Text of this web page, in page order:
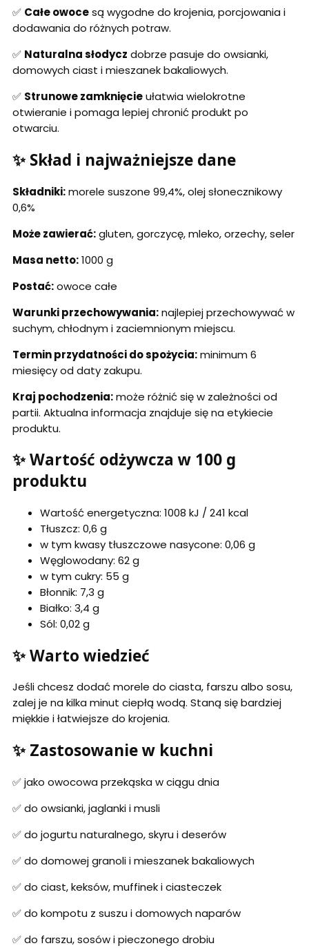
✅ Całe owocesą wygodne do krojenia, porcjowania i
dodawania do różnych potraw.
✅ Naturalna słodycz dobrze pasuje do owsianki,
domowych ciast i mieszanek bakaliowych.
✅ Strunowe zamknięcieułatwia wielokrotne
otwieranie i pomaga lepiej chronić produkt po
otwarciu.
✨ Skład i najważniejsze dane
Składniki:morele suszone 99,4%, olej słonecznikowy
0,6%
Może zawierać:gluten, gorczycę, mleko, orzechy, seler
Masa netto:1000 g
Postać:owoce całe
Warunki przechowywania:najlepiej przechowywać w
suchym, chłodnym i zaciemnionym miejscu.
Termin przydatności do spożycia:minimum 6
miesięcy od daty zakupu.
Kraj pochodzenia:może różnić się w zależności od
partii. Aktualna informacja znajduje się na etykiecie
produktu.
✨ Wartość odżywcza w 100 g
produktu
Wartość energetyczna: 1008 kJ / 241 kcal
Tłuszcz: 0,6 g
w tym kwasy tłuszczowe nasycone: 0,06 g
Węglowodany: 62 g
w tym cukry: 55 g
Błonnik: 7,3 g
Białko: 3,4 g
Sól: 0,02 g
✨ Warto wiedzieć
Jeśli chcesz dodać morele do ciasta, farszu albo sosu,
zalej je na kilka minut ciepłą wodą. Staną się bardziej
miękkie i łatwiejsze do krojenia.
✨ Zastosowanie w kuchni
✅ jako owocowa przekąska w ciągu dnia
✅ do owsianki, jaglanki i musli
✅ do jogurtu naturalnego, skyru i deserów
✅ do domowej granoli i mieszanek bakaliowych
✅ do ciast, keksów, muffinek i ciasteczek
✅ do kompotu z suszu i domowych naparów
✅ do farszu, sosów i pieczonego drobiu